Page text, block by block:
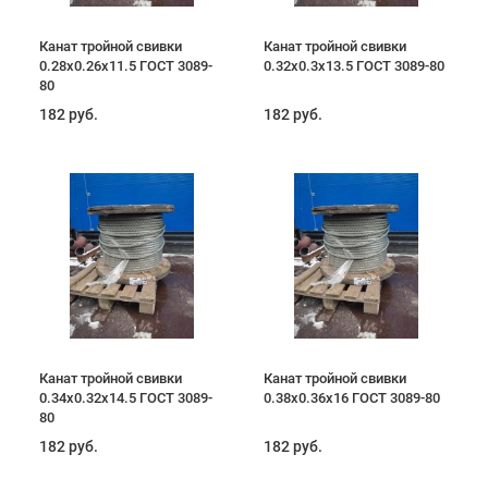
Канат тройной свивки
0.28х0.26х11.5 ГОСТ 3089-
80
182 руб.
Канат тройной свивки
0.32х0.3х13.5 ГОСТ 3089-80
182 руб.
Канат тройной свивки
0.34х0.32х14.5 ГОСТ 3089-
80
182 руб.
Канат тройной свивки
0.38х0.36х16 ГОСТ 3089-80
182 руб.